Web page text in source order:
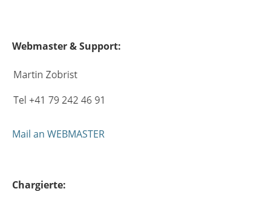
Webmaster & Support:
Mail an WEBMASTER
Chargierte: